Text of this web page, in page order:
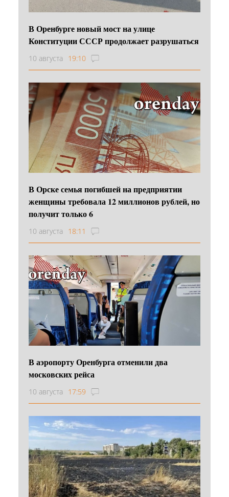
В Оренбурге новый мост на улице
Конституции СССР продолжает разрушаться
10 августа 19:10
В Орске семья погибшей на предприятии
женщины требовала 12 миллионов рублей, но
получит только 6
10 августа 18:11
В аэропорту Оренбурга отменили два
московских рейса
10 августа 17:59